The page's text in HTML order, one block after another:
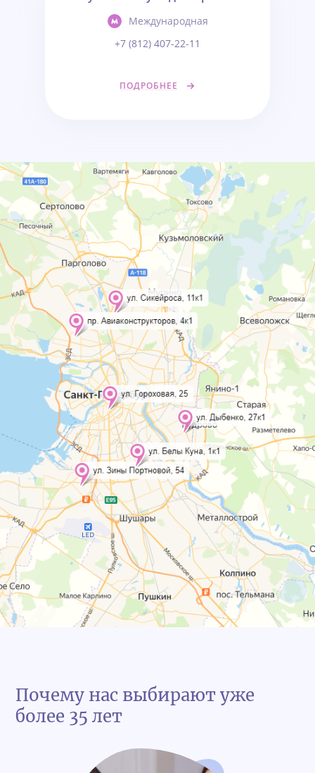
Международная
+7 (812) 407-22-11
ПОДРОБНЕЕ
Почему нас выбирают уже
более 35 лет